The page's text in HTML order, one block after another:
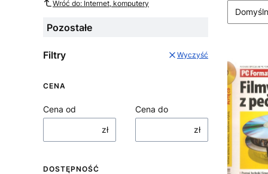
Wróć do: Internet, komputery
Pozostałe
Filtry Wyczyść
CENA
Cena od
zł
Cena do
zł
DOSTĘPNOŚĆ